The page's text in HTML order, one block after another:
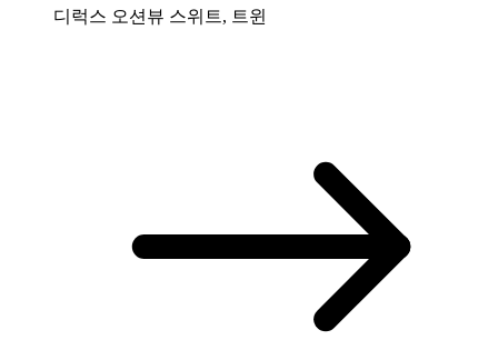
디럭스 오션뷰 스위트, 트윈